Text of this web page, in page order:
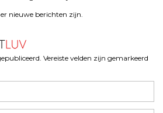
Vereiste velden zijn gemarkeerd
nieuwe berichten zijn.